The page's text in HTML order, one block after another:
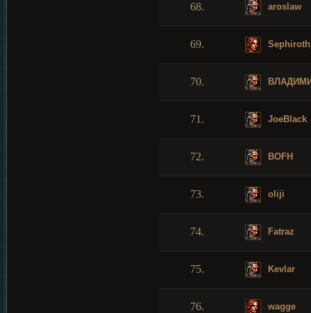
68. aroslaw
69.
70.
71. JoeBlack
72. BOFH
73. oliji
74. Fatraz
75. Kevlar
76. wagge